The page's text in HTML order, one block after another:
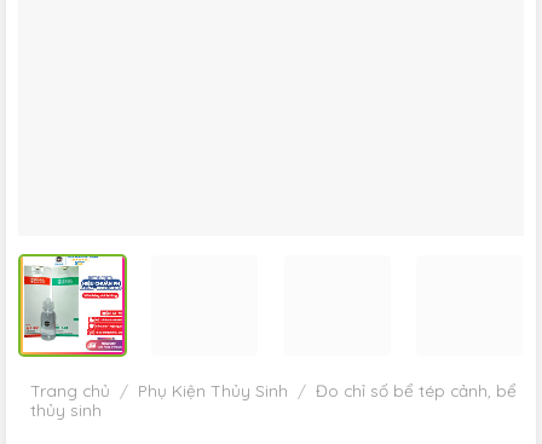
Trang chủ / Phụ Kiện Thủy Sinh / Đo chỉ số bể tép cảnh, bể
thủy sinh